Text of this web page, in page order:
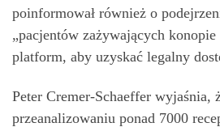
poinformował również o
„pacjentów zażywających
platform, aby uzyskać legalny
Peter Cremer-Schaeffer wyjaśnia,
przeanalizowaniu ponad 7000